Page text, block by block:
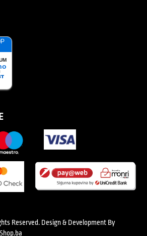
Reserved. Design & Development By